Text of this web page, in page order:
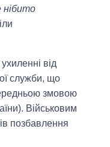
нібито
від
служби, що
змовою
Військовим
позбавлення